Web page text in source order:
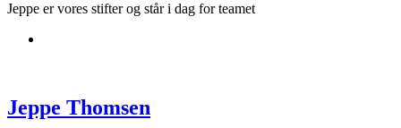
Jeppe er vores stifter og står i dag for teamet
Jeppe Thomsen